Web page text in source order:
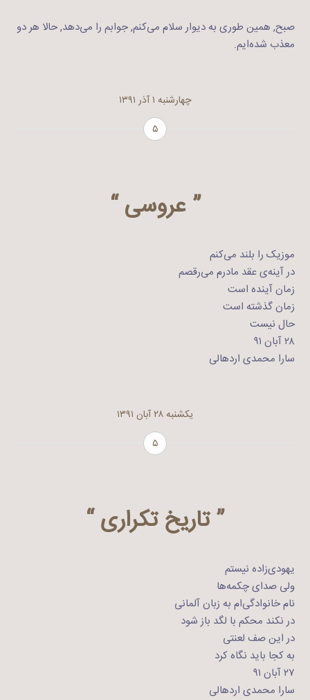
صبح, همین طوری به دیوار سلام می‌کنم, جوابم را می‌دهد, حالا هر دو
معذب شده‌ایم.
چهارشنبه ۱ آذر ۱۳۹۱
۵
” عروسی “
موزیک را بلند می‌کنم
در آینه‌ی عقد مادرم می‌رقصم
زمان آینده است
زمان گذشته است
حال نیست
۲۸ آبان ۹۱
سارا محمدی اردهالی
یکشنبه ۲۸ آبان ۱۳۹۱
۵
” تاریخ تکراری “
یهودی‌زاده نیستم
ولی صدای چکمه‌ها
نام خانوادگی‌ام به زبان آلمانی
در نکند محکم با لگد باز شود
در این صف لعنتی
به کجا باید نگاه کرد
۲۷ آبان ۹۱
سارا محمدی اردهالی